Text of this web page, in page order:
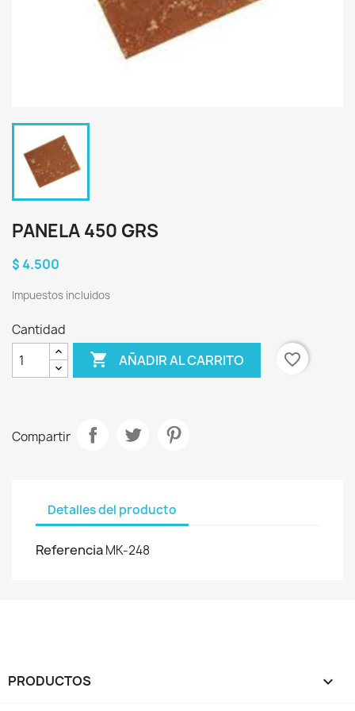
PANELA 450 GRS
$ 4.500
Impuestos incluidos
Cantidad
 AÑADIR AL CARRITO favorite_border
Compartir
Detalles del producto
ReferenciaMK-248
PRODUCTOS 